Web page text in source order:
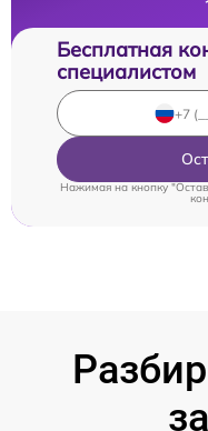
Бесплатная
специалистом
Нажимая на кнопку